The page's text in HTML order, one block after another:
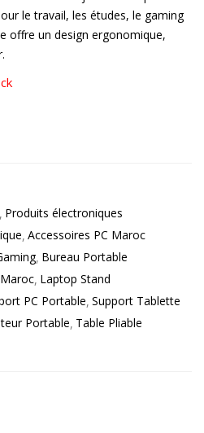
le travail, les études, le gaming
offre un design ergonomique,
Produits électroniques
Accessoires PC Maroc
Bureau Portable
Laptop Stand
PC Portable Support Tablette
Portable Table Pliable